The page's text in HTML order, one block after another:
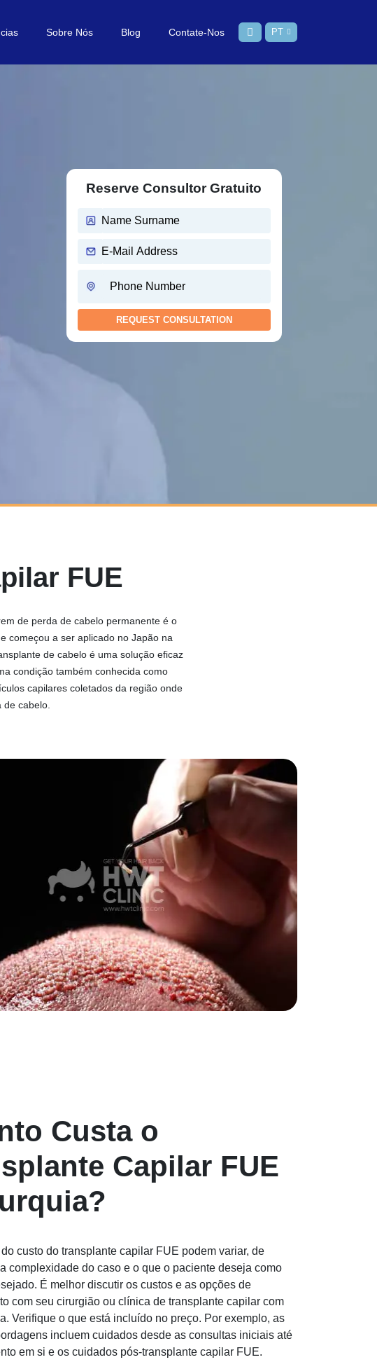
Sobre Nós Blog Contate-Nos PT
Reserve Consultor Gratuito
FUE
de perda de cabelo permanente é o
começou a ser aplicado no Japão na
de cabelo é uma solução eficaz
condição também conhecida como
capilares coletados da região onde
cabelo.
Custa o
Capilar FUE
custo do transplante capilar FUE podem variar, de
complexidade do caso e o que o paciente deseja como
É melhor discutir os custos e as opções de
com seu cirurgião ou clínica de transplante capilar com
Verifique o que está incluído no preço. Por exemplo, as
incluem cuidados desde as consultas iniciais até
em si e os cuidados pós-transplante capilar FUE.